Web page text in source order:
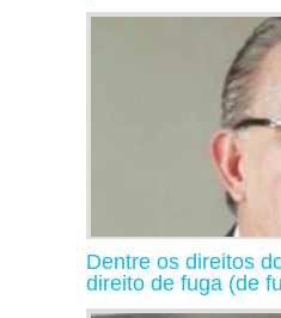
Dentre os direitos
direito de fuga (de